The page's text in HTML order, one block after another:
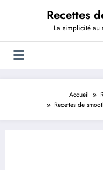
Recettes
La simplicité au
Accueil
Recettes de